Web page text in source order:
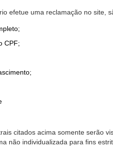
efetue uma reclamação no site,
CPF;
citados acima somente serão
não individualizada para fins